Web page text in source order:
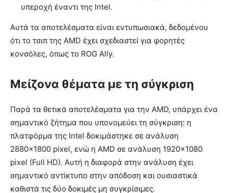
υπεροχή έναντι της Intel.
Αυτά τα αποτελέσματα είναι εντυπωσιακά, δεδομένου
ότι το τσιπ της AMD έχει σχεδιαστεί για φορητές
κονσόλες, όπως το ROG Ally.
Μείζονα θέματα με τη σύγκριση
Παρά τα θετικά αποτελέσματα για την AMD, υπάρχει ένα
σημαντικό ζήτημα που υπονομεύει τη σύγκριση: η
πλατφόρμα της Intel δοκιμάστηκε σε ανάλυση
2880×1800 pixel, ενώ η AMD σε ανάλυση 1920×1080
pixel (Full HD). Αυτή η διαφορά στην ανάλυση έχει
σημαντικό αντίκτυπο στην απόδοση και ουσιαστικά
καθιστά τις δύο δοκιμές μη συγκρίσιμες.